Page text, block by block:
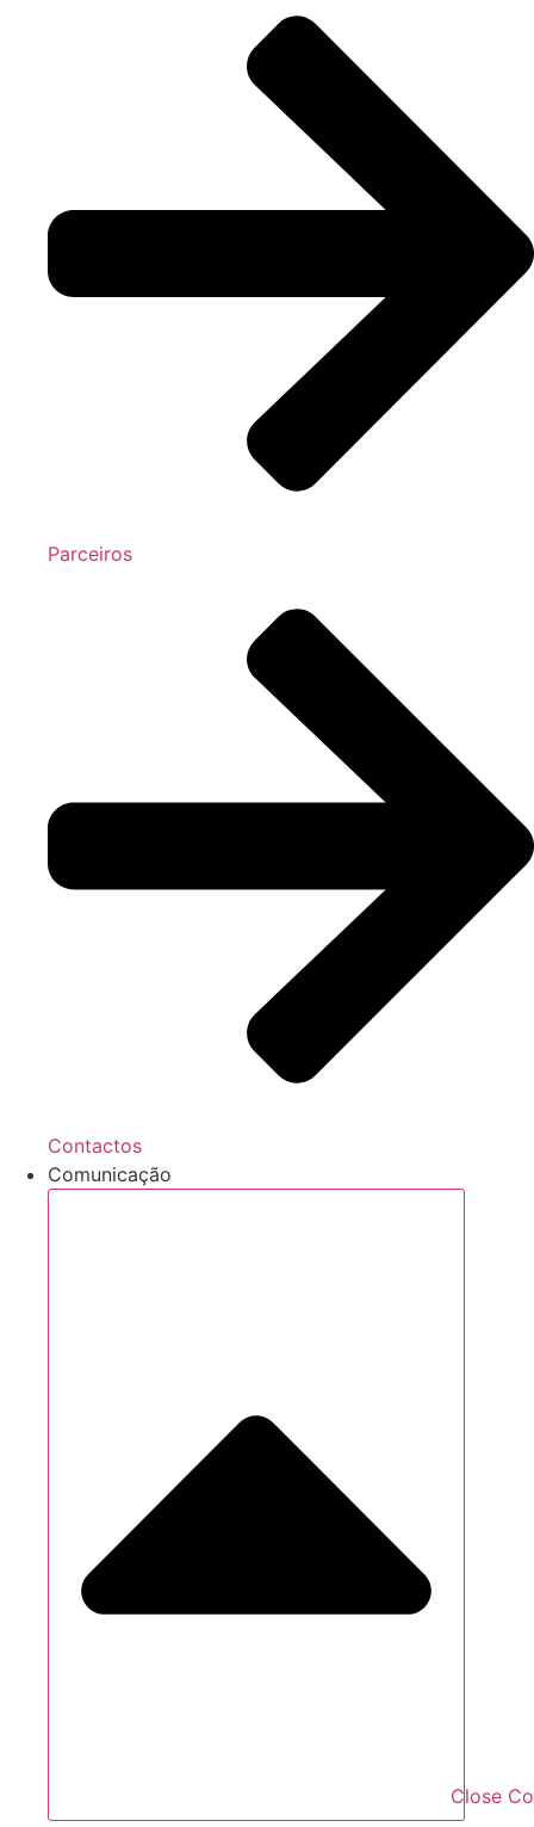
Parceiros
Contactos
Comunicação
Close